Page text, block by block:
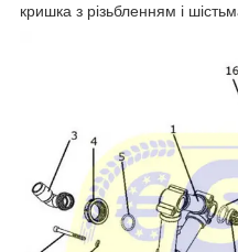
кришка з різьбленням і